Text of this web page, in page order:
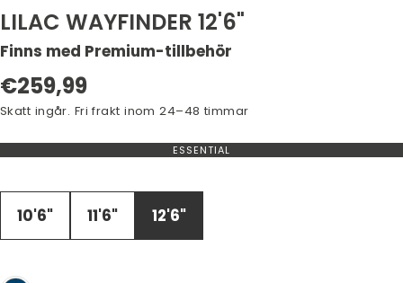
LILAC WAYFINDER 12'6"
Finns med Premium-tillbehör
Ordinarie
pris
€259,99
Skatt ingår. Fri frakt inom 24–48 timmar
ESSENTIAL
VARIANT
TILLGÄNGLIG
10'6" 11'6" 12'6"